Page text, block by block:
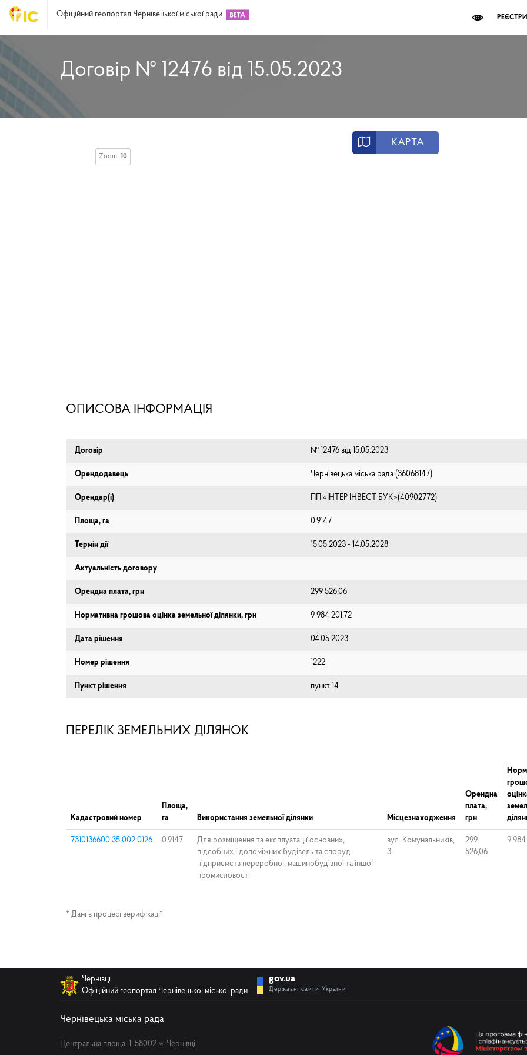
Офіційний геопортал Чернівецької міської ради РЕЄСТРИ
Договір № 12476 від 15.05.2023
КАРТА
Zoom: 10
ОПИСОВА ІНФОРМАЦІЯ
Договір № 12476 від 15.05.2023
Орендодавець Чернівецька міська рада (⁨36068147⁩)
Орендар(і) ПП «ІНТЕР ІНВЕСТ БУК»(40902772)
Площа, га 0.9147
Термін дії 15.05.2023 - 14.05.2028
Актуальність договору
Орендна плата, грн 299 526,06
Нормативна грошова оцінка земельної ділянки, грн 9 984 201,72
Дата рішення 04.05.2023
Номер рішення 1222
Пункт рішення пункт 14
ПЕРЕЛІК ЗЕМЕЛЬНИХ ДІЛЯНОК
Кадастровий номер
Площа,
га
Використання земельної ділянки Місцезнаходження
Орендна
плата,
грн
7310136600:35:002:0126 0.9147
Для розміщення та експлуатації основних,
підсобних і допоміжних будівель та споруд
підприємств переробної, машинобудівної та іншої
промисловості
вул. Комунальників,
3
299
526,06
9 984
* Дані в процесі верифікації
Чернівці
Офіційний геопортал Чернівецької міської ради
gov.ua
Державні сайти України
Чернівецька міська рада
Центральна площа, 1, 58002 м. Чернівці